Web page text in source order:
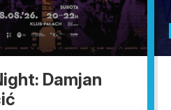
Damjan